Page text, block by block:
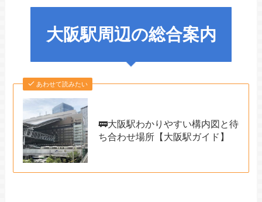
大阪駅周辺の総合案内
あわせて読みたい
🚃大阪駅わかりやすい構内図と待
ち合わせ場所【大阪駅ガイド】